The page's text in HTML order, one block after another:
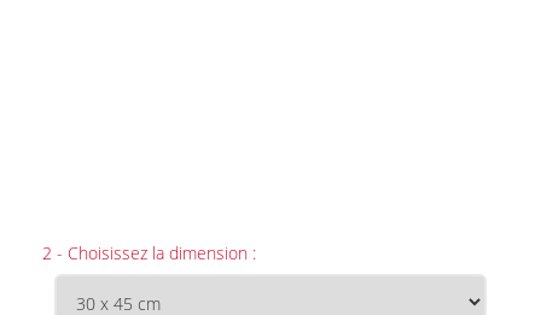
2 - Choisissez la dimension :